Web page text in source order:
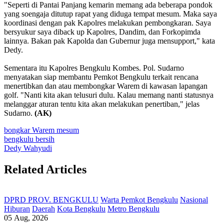
"Seperti di Pantai Panjang kemarin memang ada beberapa pondok
yang soengaja ditutup rapat yang diduga tempat mesum. Maka saya
koordinasi dengan pak Kapolres melakukan pembongkaran. Saya
bersyukur saya diback up Kapolres, Dandim, dan Forkopimda
lainnya. Bakan pak Kapolda dan Gubernur juga mensupport," kata
Dedy.
Sementara itu Kapolres Bengkulu Kombes. Pol. Sudarno
menyatakan siap membantu Pemkot Bengkulu terkait rencana
menertibkan dan atau membongkar Warem di kawasan lapangan
golf. "Nanti kita akan telusuri dulu. Kalau memang nanti statusnya
melanggar aturan tentu kita akan melakukan penertiban," jelas
Sudarno. (AK)
bongkar Warem mesum
bengkulu bersih
Dedy Wahyudi
Related Articles
DPRD PROV. BENGKULU Warta Pemkot Bengkulu Nasional
Hiburan Daerah Kota Bengkulu Metro Bengkulu
05 Aug, 2026